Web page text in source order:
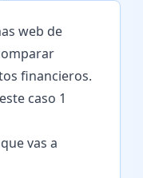
web de
financieros.
caso 1
vas a